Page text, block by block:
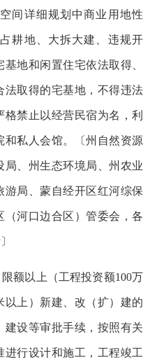
间详细规划中商业用地性
耕地、大拆大建、违规开
地和闲置住宅依法取得、
法取得的宅基地，不得违法
禁止以经营民宿为名，利
和私人会馆。〔州自然资源
、州生态环境局、州农业
局、蒙自经开区红河综保
（河口边合区）管委会，各
额以上（工程投资额100万
以上）新建、改（扩）建的
建设等审批手续，按照有关
行设计和施工，工程竣工